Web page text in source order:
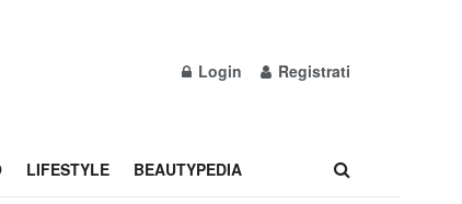
Login Registrati
LIFESTYLE BEAUTYPEDIA